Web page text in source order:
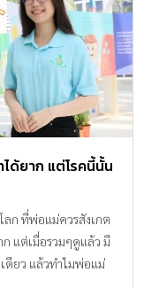
ด้ยาก แต่โรคนี้นั้น
ลก ที่พ่อแม่ควรสังเกต
แต่เมื่อรวมๆดูแล้ว มี
ดียว แล้วทำไมพ่อแม่